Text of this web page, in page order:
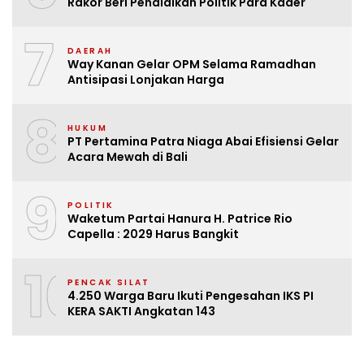
7 DAERAH
Way Kanan Gelar OPM Selama Ramadhan
Antisipasi Lonjakan Harga
8 HUKUM
PT Pertamina Patra Niaga Abai Efisiensi Gelar
Acara Mewah di Bali
9 POLITIK
Waketum Partai Hanura H. Patrice Rio
Capella : 2029 Harus Bangkit
10PENCAK SILAT
4.250 Warga Baru Ikuti Pengesahan IKS PI
KERA SAKTI Angkatan 143